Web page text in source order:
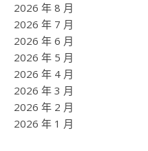
2026 年 8 月
2026 年 7 月
2026 年 6 月
2026 年 5 月
2026 年 4 月
2026 年 3 月
2026 年 2 月
2026 年 1 月